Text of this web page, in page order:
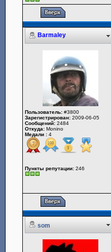
Barmaley
Пользователь: #3800
Зарегистрирован: 2009-06-05
Сообщений: 2484
Откуда: Monino
Медали : 4
Пункты репутации: 246
som